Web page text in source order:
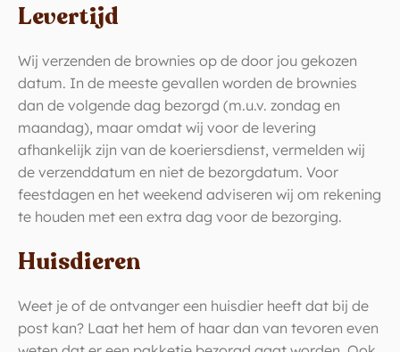
Levertijd
Wij verzenden de brownies op de door jou gekozen
datum. In de meeste gevallen worden de brownies
dan de volgende dag bezorgd (m.u.v. zondag en
maandag), maar omdat wij voor de levering
afhankelijk zijn van de koeriersdienst, vermelden wij
de verzenddatum en niet de bezorgdatum. Voor
feestdagen en het weekend adviseren wij om rekening
te houden met een extra dag voor de bezorging.
Huisdieren
Weet je of de ontvanger een huisdier heeft dat bij de
post kan? Laat het hem of haar dan van tevoren even